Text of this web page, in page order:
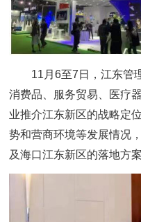
11月6至7日，江东管
消费品、服务贸易、医疗
业推介江东新区的战略定
势和营商环境等发展情况
及海口江东新区的落地方案